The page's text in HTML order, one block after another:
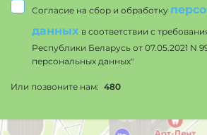
Или позвоните нам: 480
Согласие на сбор и обработку
данных в соответствии с
Республики Беларусь от 07.05.2021 N
персональных данных"